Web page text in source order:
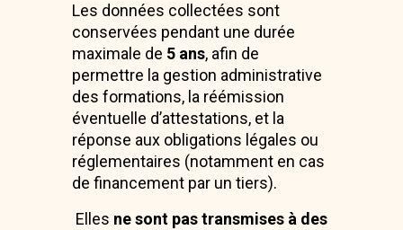
Les données collectées sont
conservées pendant une durée
maximale de 5 ans, afin de
permettre la gestion administrative
des formations, la réémission
éventuelle d’attestations, et la
réponse aux obligations légales ou
réglementaires (notamment en cas
de financement par un tiers).
Elles ne sont pas transmises à des